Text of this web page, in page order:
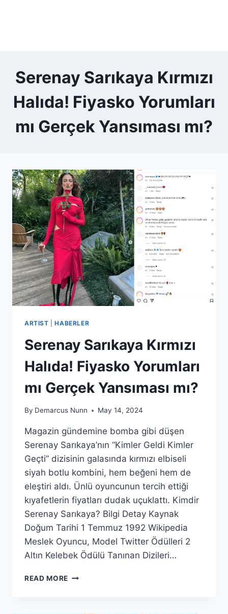
Serenay Sarıkaya Kırmızı
Halıda! Fiyasko Yorumları
mı Gerçek Yansıması mı?
ARTIST |HABERLER
Serenay Sarıkaya Kırmızı
Halıda! Fiyasko Yorumları
mı Gerçek Yansıması mı?
By Demarcus Nunn May 14, 2024
Magazin gündemine bomba gibi düşen
Serenay Sarıkaya’nın “Kimler Geldi Kimler
Geçti” dizisinin galasında kırmızı elbiseli
siyah botlu kombini, hem beğeni hem de
eleştiri aldı. Ünlü oyuncunun tercih ettiği
kıyafetlerin fiyatları dudak uçuklattı. Kimdir
Serenay Sarıkaya? Bilgi Detay Kaynak
Doğum Tarihi 1 Temmuz 1992 Wikipedia
Meslek Oyuncu, Model Twitter Ödülleri 2
Altın Kelebek Ödülü Tanınan Dizileri…
READ MORE SERENAY